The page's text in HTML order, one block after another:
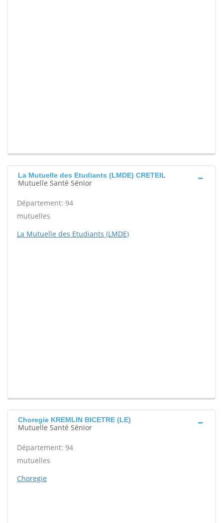
La Mutuelle des Etudiants (LMDE) CRETEIL
Mutuelle Santé Sénior
Département: 94
mutuelles
La Mutuelle des Etudiants (LMDE)
Choregie KREMLIN BICETRE (LE)
Mutuelle Santé Sénior
Département: 94
mutuelles
Choregie